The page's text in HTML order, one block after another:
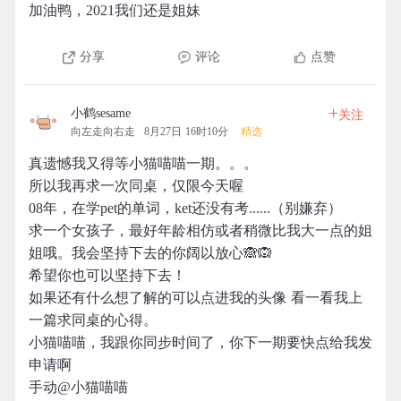
加油鸭，2021我们还是姐妹
分享 评论 点赞
小鹤sesame
向左走向右走 8月27日 16时10分 精选
+关注
真遗憾我又得等小猫喵喵一期。。。
所以我再求一次同桌，仅限今天喔
08年，在学pet的单词，ket还没有考......（别嫌弃）
求一个女孩子，最好年龄相仿或者稍微比我大一点的姐
姐哦。我会坚持下去的你阔以放心🙈🙉
希望你也可以坚持下去！
如果还有什么想了解的可以点进我的头像 看一看我上
一篇求同桌的心得。
小猫喵喵，我跟你同步时间了，你下一期要快点给我发
申请啊
手动@小猫喵喵